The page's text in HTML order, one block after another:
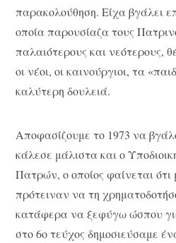
παρακολούθηση. Είχα βγάλει
οποία παρουσίαζα τους
παλαιότερους και νεότερους,
οι νέοι, οι καινούργιοι, τα
καλύτερη δουλειά.
Αποφασίζουμε το 1973 να
κάλεσε μάλιστα και ο
Πατρών, ο οποίος φαίνεται
πρότειναν να τη
κατάφερα να ξεφύγω ώσπου
στο 6ο τεύχος δημοσιεύσαμε